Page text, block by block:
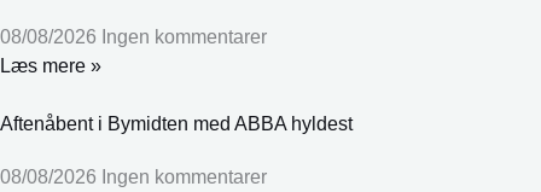
08/08/2026 Ingen kommentarer
Læs mere »
Aftenåbent i Bymidten med ABBA hyldest
08/08/2026 Ingen kommentarer